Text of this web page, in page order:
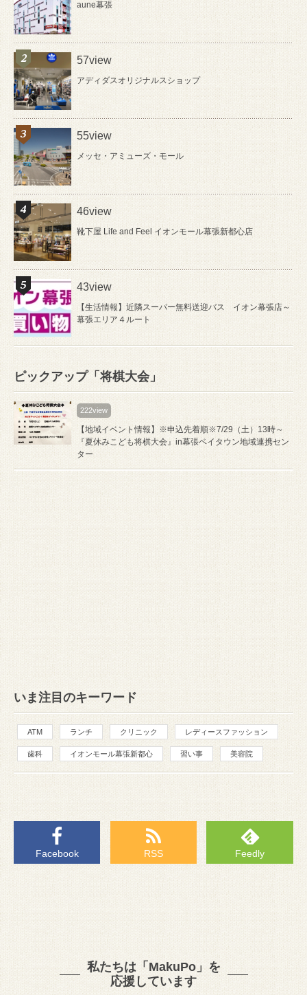
aune幕張
57view
アディダスオリジナルスショップ
55view
メッセ・アミューズ・モール
46view
靴下屋 Life and Feel イオンモール幕張新都心店
43view
【生活情報】近隣スーパー無料送迎バス イオン幕張店～
幕張エリア４ルート
ピックアップ「将棋大会」
222view
【地域イベント情報】※申込先着順※7/29（土）13時～
『夏休みこども将棋大会』in幕張ベイタウン地域連携セン
ター
いま注目のキーワード
ATM ランチ クリニック レディースファッション
歯科 イオンモール幕張新都心 習い事 美容院
Facebook RSS Feedly
私たちは「MakuPo」を
応援しています